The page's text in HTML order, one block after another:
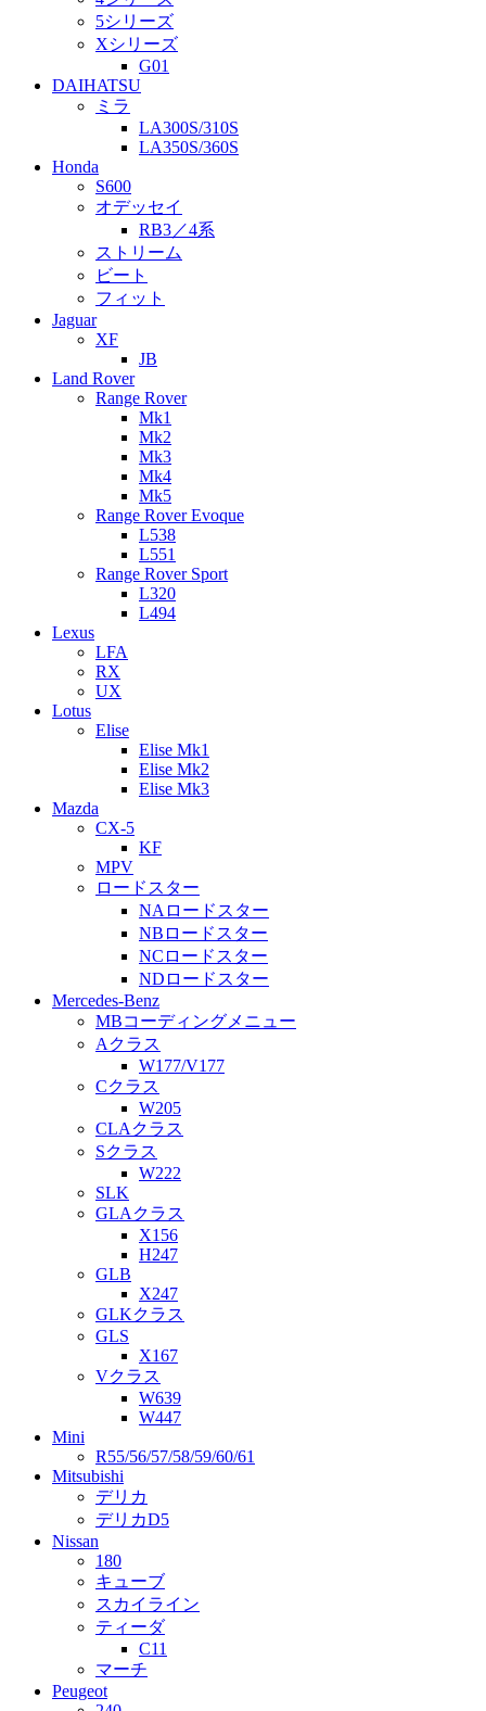
5シリーズ
Xシリーズ
G01
DAIHATSU
ミラ
LA300S/310S
LA350S/360S
Honda
S600
オデッセイ
RB3／4系
ストリーム
ビート
フィット
Jaguar
XF
JB
Land Rover
Range Rover
Mk1
Mk2
Mk3
Mk4
Mk5
Range Rover Evoque
L538
L551
Range Rover Sport
L320
L494
Lexus
LFA
RX
UX
Lotus
Elise
Elise Mk1
Elise Mk2
Elise Mk3
Mazda
CX-5
KF
MPV
ロードスター
NAロードスター
NBロードスター
NCロードスター
NDロードスター
Mercedes-Benz
MBコーディングメニュー
Aクラス
W177/V177
Cクラス
W205
CLAクラス
Sクラス
W222
SLK
GLAクラス
X156
H247
GLB
X247
GLKクラス
GLS
X167
Vクラス
W639
W447
Mini
R55/56/57/58/59/60/61
Mitsubishi
デリカ
デリカD5
Nissan
180
キューブ
スカイライン
ティーダ
C11
マーチ
Peugeot